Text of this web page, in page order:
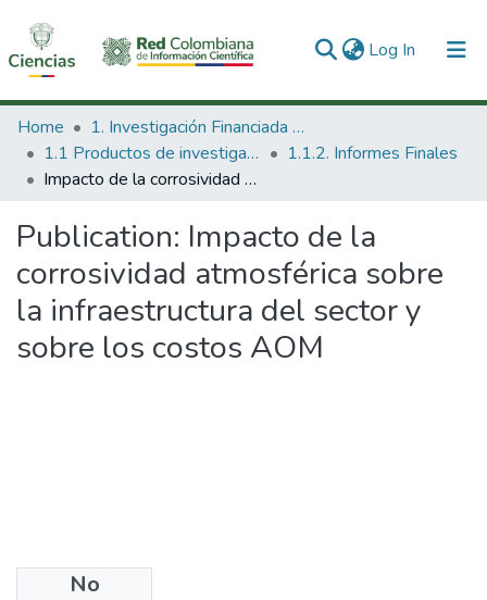
Log In (current)
Communities & Collections
All of DSpace
Home
1. Investigación Financiada con Recursos Públicos
1.1 Productos de investigación
1.1.2. Informes Finales
Impacto de la corrosividad atmosférica sobre la infraestructura del sector y sobre los costos AOM
Publication: Impacto de la
corrosividad atmosférica sobre
la infraestructura del sector y
sobre los costos AOM
No